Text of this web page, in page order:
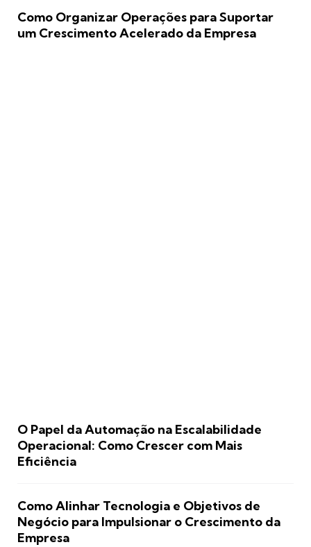
Como Organizar Operações para Suportar
um Crescimento Acelerado da Empresa
O Papel da Automação na Escalabilidade
Operacional: Como Crescer com Mais
Eficiência
Como Alinhar Tecnologia e Objetivos de
Negócio para Impulsionar o Crescimento da
Empresa